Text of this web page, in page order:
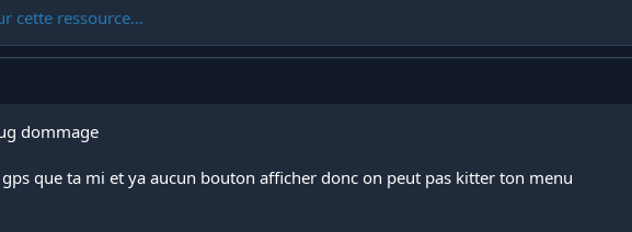
cette ressource...
dommage
que ta mi et ya aucun bouton afficher donc on peut pas kitter ton menu